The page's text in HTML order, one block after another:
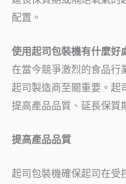
配置。
使用起司包裝機有什麼好
在當今競爭激烈的食品行
起司製造商至關重要。起
提高產品品質、延長保質
提高產品品質
起司包裝機確保起司在受